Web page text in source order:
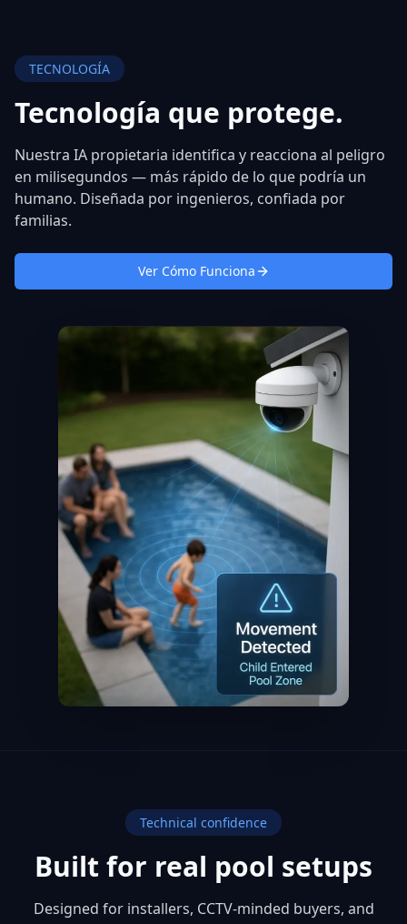
TECNOLOGÍA
Tecnología que protege.
Nuestra IA propietaria identifica y reacciona al peligro
en milisegundos — más rápido de lo que podría un
humano. Diseñada por ingenieros, confiada por
familias.
Ver Cómo Funciona
Technical confidence
Built for real pool setups
Designed for installers, CCTV-minded buyers, and